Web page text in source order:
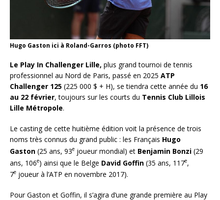
Hugo Gaston ici à Roland-Garros (photo FFT)
Le Play In Challenger Lille, plus grand tournoi de tennis
professionnel au Nord de Paris, passé en 2025 ATP
Challenger 125 (225 000 $ + H), se tiendra cette année du 16
au 22 février, toujours sur les courts du Tennis Club Lillois
Lille Métropole.
Le casting de cette huitième édition voit la présence de trois
noms très connus du grand public : les Français Hugo
Gaston (25 ans, 93e joueur mondial) et Benjamin Bonzi (29
ans, 106e) ainsi que le Belge David Goffin (35 ans, 117e,
7e joueur à l’ATP en novembre 2017).
Pour Gaston et Goffin, il s’agira d’une grande première au Play